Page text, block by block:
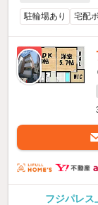
駐輪場あり 宅配
新着
フジパレス